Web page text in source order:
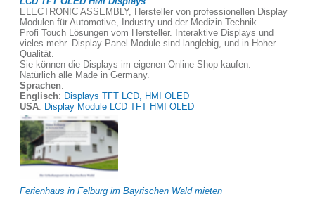
ELECTRONIC ASSEMBLY, Hersteller von professionellen Display
Modulen für Automotive, Industry und der Medizin Technik.
Profi Touch Lösungen vom Hersteller. Interaktive Displays und
vieles mehr. Display Panel Module sind langlebig, und in Hoher
Qualität.
Sie können die Displays im eigenen Online Shop kaufen.
Natürlich alle Made in Germany.
Sprachen:
Englisch: Displays TFT LCD, HMI OLED
USA: Display Module LCD TFT HMI OLED
Ferienhaus in Felburg im Bayrischen Wald mieten